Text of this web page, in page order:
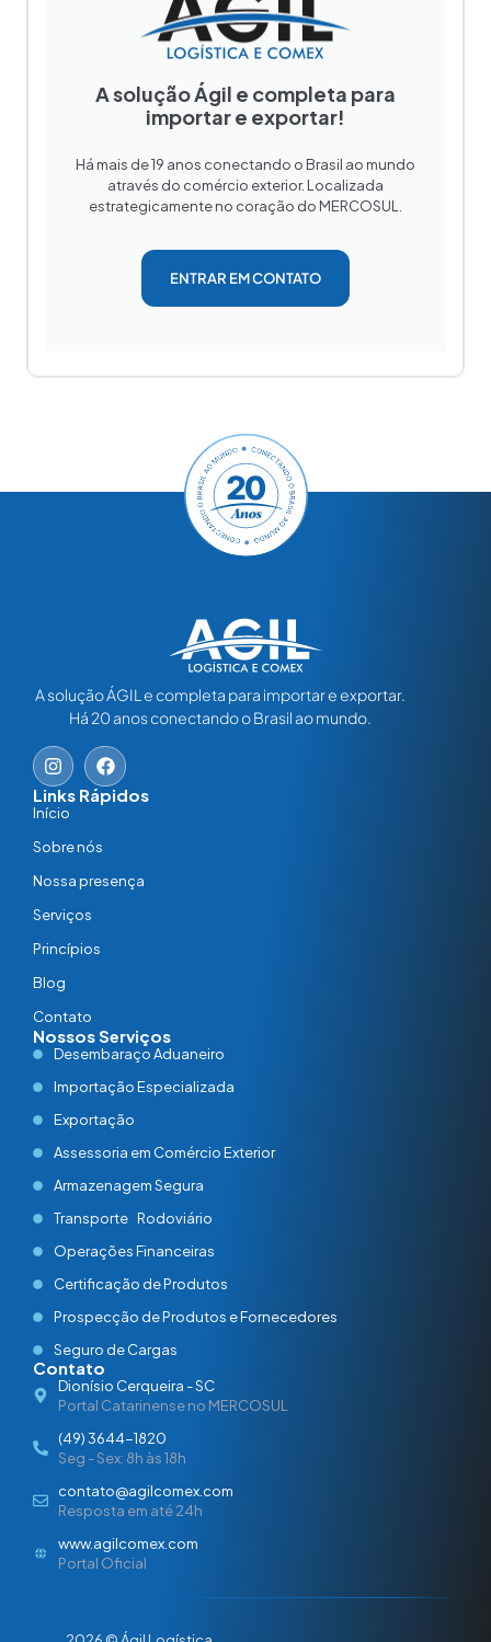
A solução Ágil e completa para
importar e exportar​!
Há mais de 19 anos conectando o Brasil ao mundo
através do comércio exterior. Localizada
estrategicamente no coração do MERCOSUL.
ENTRAR EM CONTATO
A solução ÁGIL e completa para importar e exportar.
Há 20 anos conectando o Brasil ao mundo.
Links Rápidos
Início
Sobre nós
Nossa presença
Serviços
Princípios
Blog
Contato
Nossos Serviços
Desembaraço Aduaneiro
Importação Especializada
Exportação
Assessoria em Comércio Exterior
Armazenagem Segura
Transporte Rodoviário
Operações Financeiras
Certificação de Produtos
Prospecção de Produtos e Fornecedores
Seguro de Cargas
Contato
Dionísio Cerqueira - SC
Portal Catarinense no MERCOSUL
(49) 3644-1820
Seg - Sex: 8h às 18h
contato@agilcomex.com
Resposta em até 24h
www.agilcomex.com
Portal Oficial